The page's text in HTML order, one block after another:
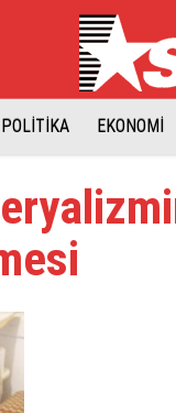
POLİTİKA EKONOMİ